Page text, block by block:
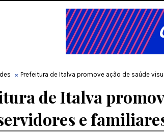
Prefeitura de Italva promove ação de saúde
de Italva
e